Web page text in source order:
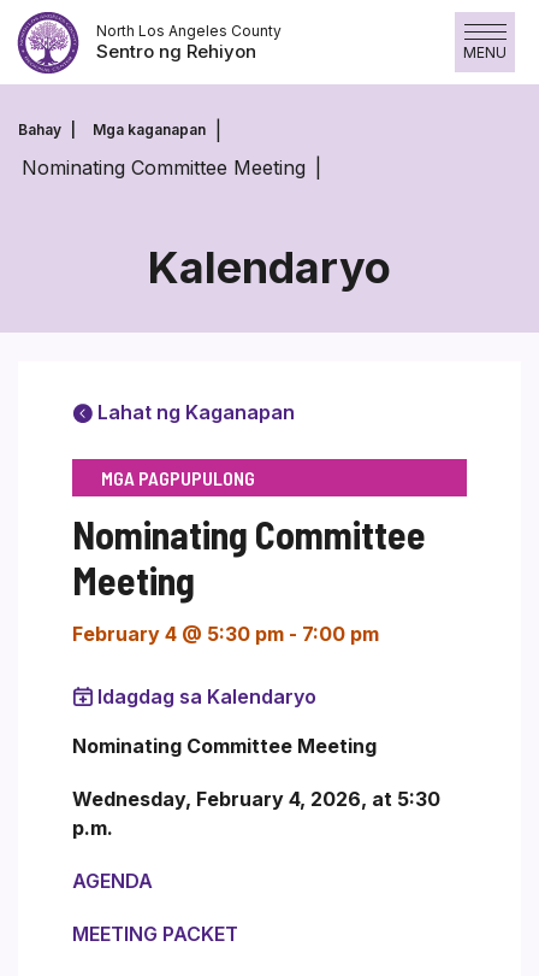
Laktawan
ang
nilalaman
North Los Angeles County
Sentro ng Rehiyon MENU
Bahay Mga kaganapan
Nominating Committee Meeting
Kalendaryo
Lahat ng Kaganapan
MGA PAGPUPULONG
Nominating Committee
Meeting
February 4 @ 5:30 pm - 7:00 pm
Idagdag sa Kalendaryo
Nominating Committee Meeting
Wednesday, February 4, 2026, at 5:30
p.m.
AGENDA
MEETING PACKET